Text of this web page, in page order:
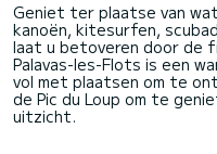
Geniet ter plaatse van
kanoën, kitesurfen,
laat u betoveren door de
Palavas-les-Flots is een
vol met plaatsen om te
de Pic du Loup om te
uitzicht.